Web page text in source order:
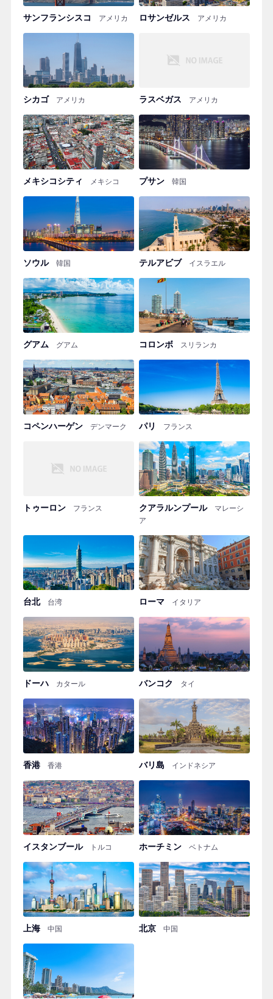
サンフランシスコ アメリカ ロサンゼルス アメリカ
シカゴ アメリカ ラスベガス アメリカ
メキシコシティ メキシコ プサン 韓国
ソウル 韓国 テルアビブ イスラエル
グアム グアム コロンボ スリランカ
コペンハーゲン デンマーク パリ フランス
トゥーロン フランス クアラルンプール
マレーシ
ア
台北 台湾 ローマ イタリア
ドーハ カタール バンコク タイ
香港 香港 バリ島 インドネシア
イスタンブール トルコ ホーチミン ベトナム
上海 中国 北京 中国